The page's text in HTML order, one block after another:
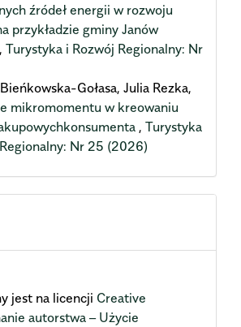
źródeł energii w rozwoju
przykładzie gminy Janów
, Turystyka i Rozwój Regionalny: Nr
Gołasa, Julia Rezka,
mikromomentu w kreowaniu
, Turystyka
Nr 25 (2026)
jest na licencji Creative
autorstwa – Użycie